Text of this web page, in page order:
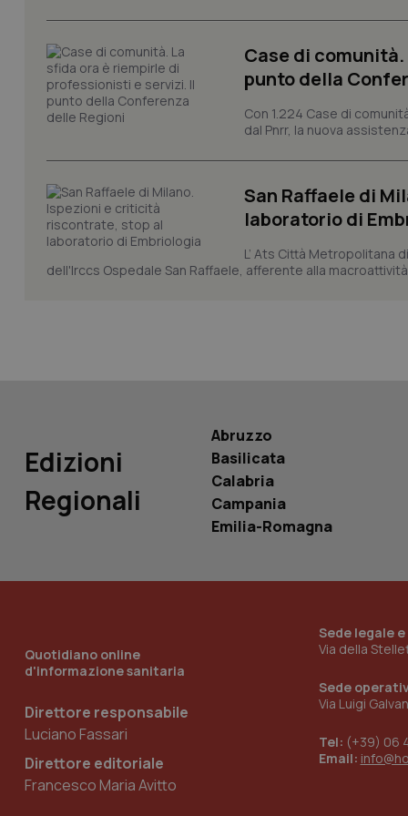
Case di
punto della
Con 1.224 Case di
dal Pnrr, la nuova
San Raffaele di
laboratorio di
L’ Ats Città Metropolitana
dell'Irccs Ospedale San Raffaele, afferente alla
Edizioni
Regionali
Abruzzo
Basilicata
Calabria
Campania
Emilia-Romagna
Quotidiano online
d'informazione sanitaria
Direttore responsabile
Luciano Fassari
Direttore editoriale
Francesco Maria Avitto
Sede legale
Via della
Sede
Via Luigi
Tel: (+39) 06
Email:
tracking-sites-
tracking-sites-
session-id
_ga
_ga_0VMQEQKQ1N
__Secure-YNID